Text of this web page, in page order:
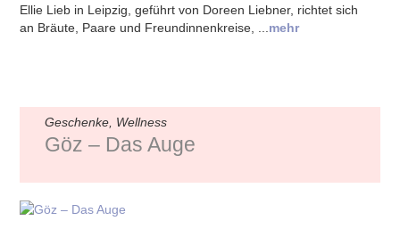
Ellie Lieb in Leipzig, geführt von Doreen Liebner, richtet sich
an Bräute, Paare und Freundinnenkreise, ... mehr
Geschenke, Wellness
Göz – Das Auge